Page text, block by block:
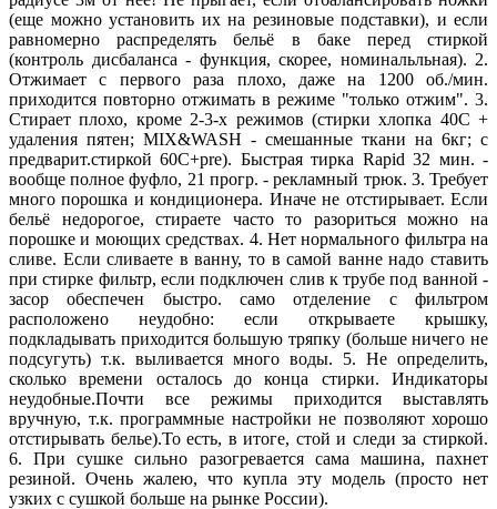
(еще можно установить их на резиновые подставки), и если
равномерно распределять бельё в баке перед стиркой
(контроль дисбаланса - функция, скорее, номинальльная). 2.
Отжимает с первого раза плохо, даже на 1200 об./мин.
приходится повторно отжимать в режиме "только отжим". 3.
Стирает плохо, кроме 2-3-х режимов (стирки хлопка 40С +
удаления пятен; MIX&WASH - смешанные ткани на 6кг; с
предварит.стиркой 60С+pre). Быстрая тирка Rapid 32 мин. -
вообще полное фуфло, 21 прогр. - рекламный трюк. 3. Требует
много порошка и кондиционера. Иначе не отстирывает. Если
бельё недорогое, стираете часто то разориться можно на
порошке и моющих средствах. 4. Нет нормального фильтра на
сливе. Если сливаете в ванну, то в самой ванне надо ставить
при стирке фильтр, если подключен слив к трубе под ванной -
засор обеспечен быстро. само отделение с фильтром
расположено неудобно: если открываете крышку,
подкладывать приходится большую тряпку (больше ничего не
подсугуть) т.к. выливается много воды. 5. Не определить,
сколько времени осталось до конца стирки. Индикаторы
неудобные.Почти все режимы приходится выставлять
вручную, т.к. программные настройки не позволяют хорошо
отстирывать белье).То есть, в итоге, стой и следи за стиркой.
6. При сушке сильно разогревается сама машина, пахнет
резиной. Очень жалею, что купла эту модель (просто нет
узких с сушкой больше на рынке России).